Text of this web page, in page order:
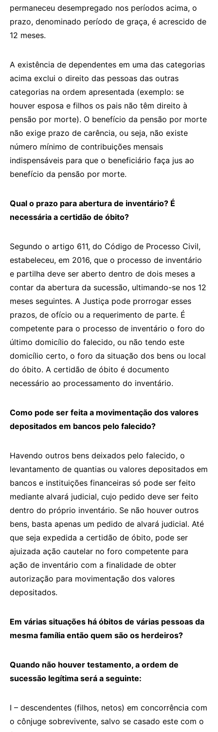
permaneceu desempregado nos períodos acima, o
prazo, denominado período de graça, é acrescido de
12 meses.
A existência de dependentes em uma das categorias
acima exclui o direito das pessoas das outras
categorias na ordem apresentada (exemplo: se
houver esposa e filhos os pais não têm direito à
pensão por morte). O benefício da pensão por morte
não exige prazo de carência, ou seja, não existe
número mínimo de contribuições mensais
indispensáveis para que o beneficiário faça jus ao
benefício da pensão por morte.
Qual o prazo para abertura de inventário? É
necessária a certidão de óbito?
Segundo o artigo 611, do Código de Processo Civil,
estabeleceu, em 2016, que o processo de inventário
e partilha deve ser aberto dentro de dois meses a
contar da abertura da sucessão, ultimando-se nos 12
meses seguintes. A Justiça pode prorrogar esses
prazos, de ofício ou a requerimento de parte. É
competente para o processo de inventário o foro do
último domicílio do falecido, ou não tendo este
domicílio certo, o foro da situação dos bens ou local
do óbito. A certidão de óbito é documento
necessário ao processamento do inventário.
Como pode ser feita a movimentação dos valores
depositados em bancos pelo falecido?
Havendo outros bens deixados pelo falecido, o
levantamento de quantias ou valores depositados em
bancos e instituições financeiras só pode ser feito
mediante alvará judicial, cujo pedido deve ser feito
dentro do próprio inventário. Se não houver outros
bens, basta apenas um pedido de alvará judicial. Até
que seja expedida a certidão de óbito, pode ser
ajuizada ação cautelar no foro competente para
ação de inventário com a finalidade de obter
autorização para movimentação dos valores
depositados.
Em várias situações há óbitos de várias pessoas da
mesma família então quem são os herdeiros?
Quando não houver testamento, a ordem de
sucessão legítima será a seguinte:
I – descendentes (filhos, netos) em concorrência com
o cônjuge sobrevivente, salvo se casado este com o